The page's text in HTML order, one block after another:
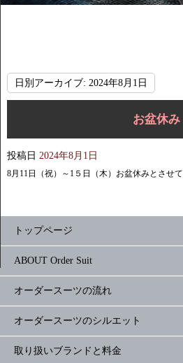
日別アーカイブ: 2024年8月1日
お盆休み
投稿日 2024年8月1日
8月11日（祝）～1５日（木）お盆休みとさせて
トップページ
ABOUT Order Suit
オーダースーツの流れ
オーダースーツのシルエット
取り扱いブランドと料金